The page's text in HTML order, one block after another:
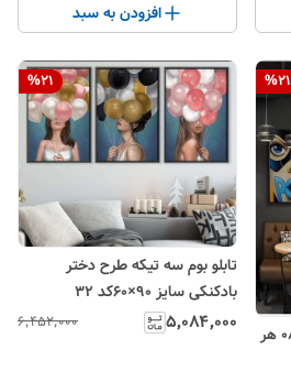
افزودن به سبد
%21
تابلو بوم طرح دختر 3تیکه کد08 هر
%21
تابلو بوم سه تیکه طرح دختر
بادکنکی سایز ۹۰×۶۰کد ۳۲
۵٬۰۸۴٬۰۰۰ ۶٬۴۵۲٬۰۰۰